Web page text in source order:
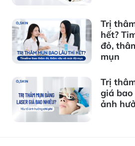
Trị
hết?
đỏ,
mụn
Trị
giá bao
ảnh